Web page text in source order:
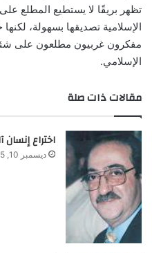
تظهر بريقًا لا يستطيع المطلع
الإسلامية تصديقها بسهولة،
مفكرون غربيون مطلعون على
الإسلامي.
مقالات ذات صلة
اختراع
ديسمبر 10, 2025